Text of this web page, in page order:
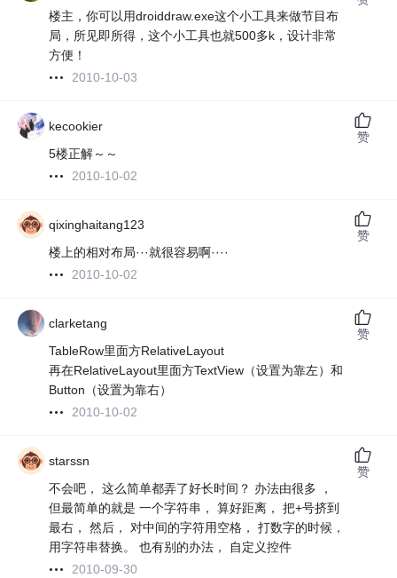
楼主，你可以用droiddraw.exe这个小工具来做节目布
局，所见即所得，这个小工具也就500多k，设计非常
方便！
2010-10-03
kecookier
5楼正解～～
2010-10-02
赞
qixinghaitang123
楼上的相对布局···就很容易啊····
2010-10-02
赞
clarketang
TableRow里面方RelativeLayout
再在RelativeLayout里面方TextView（设置为靠左）和
Button（设置为靠右）
2010-10-02
赞
starssn
不会吧， 这么简单都弄了好长时间？ 办法由很多 ，
但最简单的就是 一个字符串， 算好距离， 把+号挤到
最右， 然后， 对中间的字符用空格， 打数字的时候，
用字符串替换。 也有别的办法， 自定义控件
2010-09-30
赞